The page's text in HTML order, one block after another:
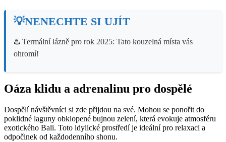
💡NENECHTE SI UJÍT
♨️ Termální lázně pro rok 2025: Tato kouzelná místa vás
ohromí!
Oáza klidu a adrenalinu pro dospělé
Dospělí návštěvníci si zde přijdou na své. Mohou se ponořit do
poklidné laguny obklopené bujnou zelení, která evokuje atmosféru
exotického Bali. Toto idylické prostředí je ideální pro relaxaci a
odpočinek od každodenního shonu.